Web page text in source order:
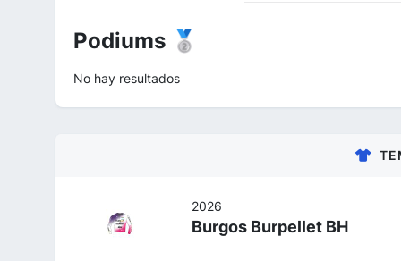
Podiums 🥈
No hay resultados
2026
Burgos Burpellet BH